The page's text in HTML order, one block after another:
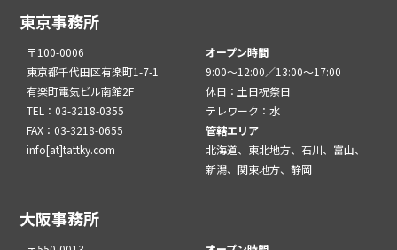
東京事務所
〒100-0006
東京都千代田区有楽町1-7-1
有楽町電気ビル南館2F
TEL：03-3218-0355
FAX：03-3218-0655
info[at]tattky.com
オープン時間
9:00～12:00／13:00～17:00
休日：土日祝祭日
テレワーク：水
管轄エリア
北海道、東北地方、石川、富山、
新潟、関東地方、静岡
大阪事務所